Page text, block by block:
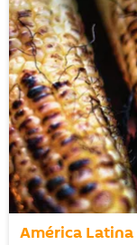
América Latina